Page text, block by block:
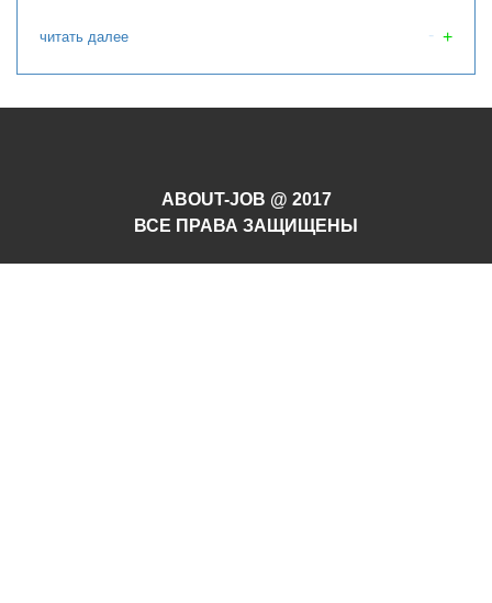
читать далее
ABOUT-JOB @ 2017
ВСЕ ПРАВА ЗАЩИЩЕНЫ